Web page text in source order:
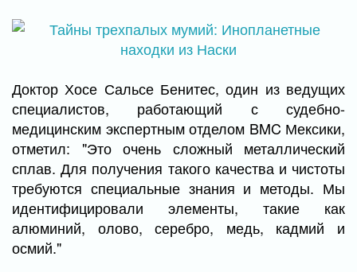
Доктор Хосе Сальсе Бенитес, один из ведущих
специалистов, работающий с судебно-
медицинским экспертным отделом BMC Мексики,
отметил: "Это очень сложный металлический
сплав. Для получения такого качества и чистоты
требуются специальные знания и методы. Мы
идентифицировали элементы, такие как
алюминий, олово, серебро, медь, кадмий и
осмий."